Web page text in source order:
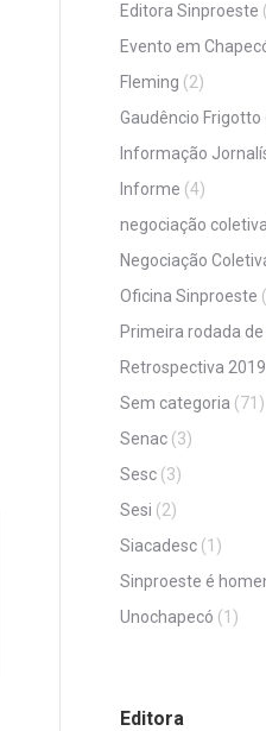
Editora Sinproeste
Evento em
Fleming (2)
Gaudêncio Frigotto
Informação
Informe (4)
negociação
Negociação
Oficina Sinproeste
Primeira rodada
Retrospectiva 2019
Sem categoria (71)
Senac (3)
Sesc (3)
Sesi (2)
Siacadesc (1)
Sinproeste é
Unochapecó (1)
Editora